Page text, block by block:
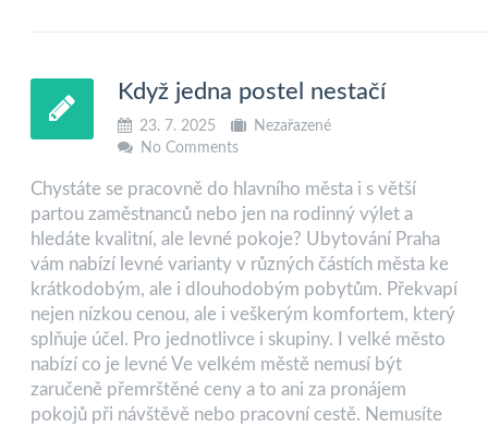
Když jedna postel nestačí
23. 7. 2025
Nezařazené
No Comments
Chystáte se pracovně do hlavního města i s větší
partou zaměstnanců nebo jen na rodinný výlet a
hledáte kvalitní, ale levné pokoje? Ubytování Praha
vám nabízí levné varianty v různých částích města ke
krátkodobým, ale i dlouhodobým pobytům. Překvapí
nejen nízkou cenou, ale i veškerým komfortem, který
splňuje účel. Pro jednotlivce i skupiny. I velké město
nabízí co je levné Ve velkém městě nemusí být
zaručeně přemrštěné ceny a to ani za pronájem
pokojů při návštěvě nebo pracovní cestě. Nemusíte